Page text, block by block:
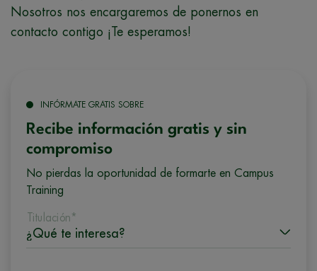
Nosotros nos encargaremos de ponernos en
contacto contigo ¡Te esperamos!
INFÓRMATE GRATIS SOBRE
Recibe información gratis y sin
compromiso
No pierdas la oportunidad de formarte en Campus
Training
Titulación*